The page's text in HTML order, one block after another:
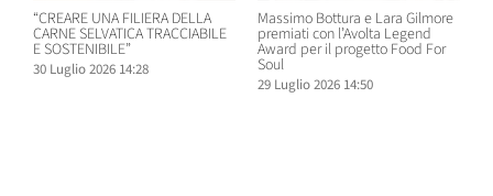
“CREARE UNA FILIERA DELLA
CARNE SELVATICA TRACCIABILE
E SOSTENIBILE”
30 Luglio 2026 14:28
Massimo Bottura e Lara Gilmore
premiati con l’Avolta Legend
Award per il progetto Food For
Soul
29 Luglio 2026 14:50